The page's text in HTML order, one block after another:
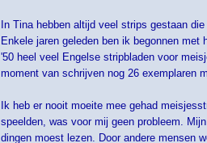
In Tina hebben altijd veel strips gestaan
Enkele jaren geleden ben ik begonnen
'50 heel veel Engelse stripbladen voor
moment van schrijven nog 26 exemplaren
Ik heb er nooit moeite mee gehad
speelden, was voor mij geen probleem.
dingen moest lezen. Door andere mensen